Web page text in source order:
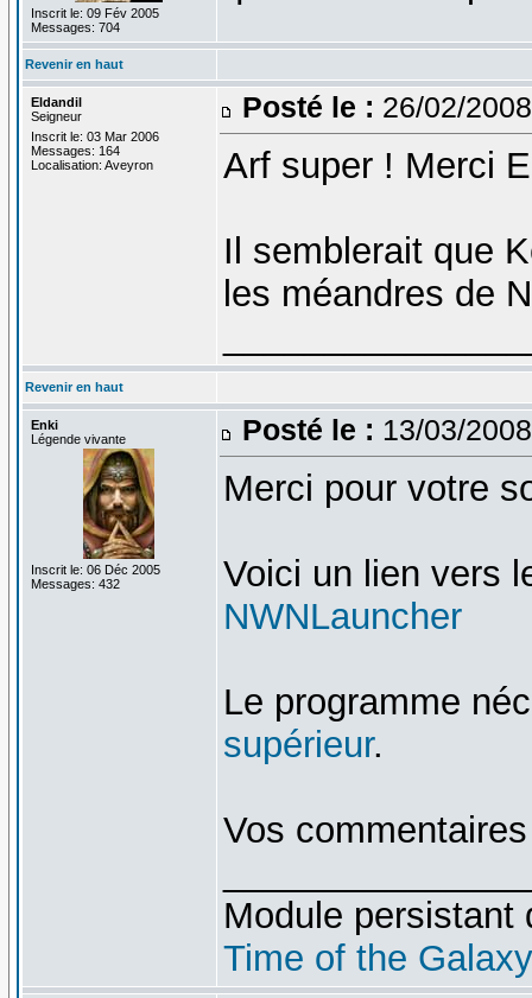
Inscrit le: 09 Fév 2005
Messages: 704
Revenir en haut
Eldandil
Seigneur
Inscrit le: 03 Mar 2006
Messages: 164
Localisation: Aveyron
Posté le : 26/02/
Arf super ! Merci
Il semblerait que
les méandres de
Revenir en haut
Enki
Légende vivante
Inscrit le: 06 Déc 2005
Messages: 432
Posté le : 13/03/
Merci pour votre
Voici un lien vers
NWNLauncher
Le programme
supérieur.
Vos
Module
Time of the Galaxy